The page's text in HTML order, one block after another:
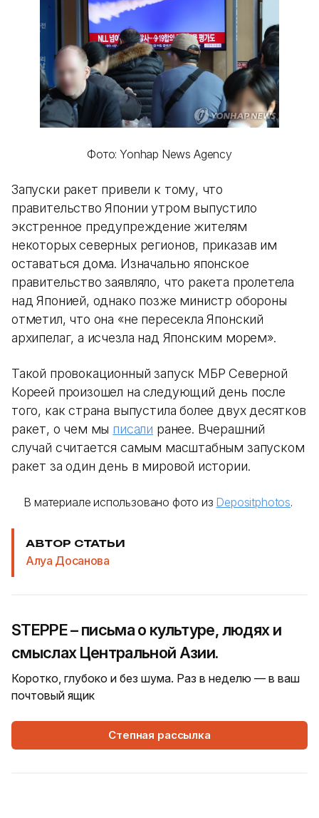
Фото: Yonhap News Agency
Запуски ракет привели к тому, что
правительство Японии утром выпустило
экстренное предупреждение жителям
некоторых северных регионов, приказав им
оставаться дома. Изначально японское
правительство заявляло, что ракета пролетела
над Японией, однако позже министр обороны
отметил, что она «не пересекла Японский
архипелаг, а исчезла над Японским морем».
Такой провокационный запуск МБР Северной
Кореей произошел на следующий день после
того, как страна выпустила более двух десятков
ракет, о чем мы писали ранее. Вчерашний
случай считается самым масштабным запуском
ракет за один день в мировой истории.
В материале использовано фото из Depositphotos.
АВТОР СТАТЬИ
Алуа Досанова
STEPPE – письма о культуре, людях и
смыслах Центральной Азии.
Коротко, глубоко и без шума. Раз в неделю — в ваш
почтовый ящик
Степная рассылка